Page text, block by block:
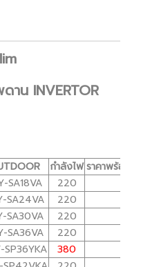
ดาน INVERTOR
กำลังไฟราคาพร้อม
SA18VA 220
SA24VA 220
SA30VA 220
SA36VA 220
SP36YKA 380